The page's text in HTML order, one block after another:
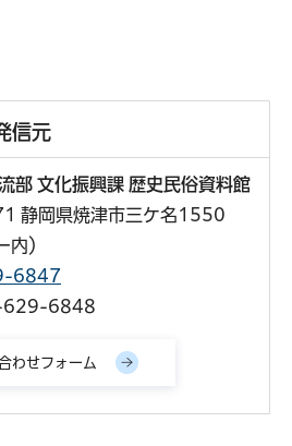
信元
部 文化振興課 歴史民俗資料館
静岡県焼津市三ケ名1550
内）
6847
629-6848